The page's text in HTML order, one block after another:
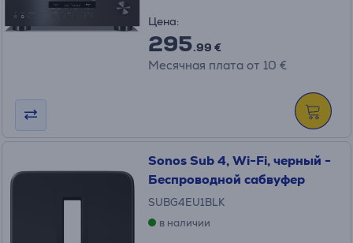
Цена:
295.99 €
Месячная плата от 10 €
Sonos Sub 4, Wi-Fi, черный -
Беспроводной сабвуфер
SUBG4EU1BLK
в наличии